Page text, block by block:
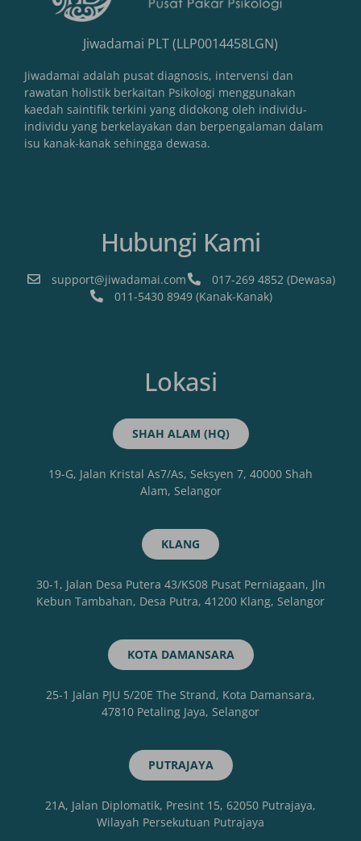
Jiwadamai PLT (LLP0014458LGN)
Jiwadamai adalah pusat diagnosis, intervensi dan
rawatan holistik berkaitan Psikologi menggunakan
kaedah saintifik terkini yang didokong oleh individu-
individu yang berkelayakan dan berpengalaman dalam
isu kanak-kanak sehingga dewasa.
Hubungi Kami
support@jiwadamai.com
017-269 4852 (Dewasa)
011-5430 8949 (Kanak-Kanak)
Lokasi
SHAH ALAM (HQ)
19-G, Jalan Kristal As7/As, Seksyen 7, 40000 Shah
Alam, Selangor
KLANG
30-1, Jalan Desa Putera 43/KS08 Pusat Perniagaan, Jln
Kebun Tambahan, Desa Putra, 41200 Klang, Selangor
KOTA DAMANSARA
25-1 Jalan PJU 5/20E The Strand, Kota Damansara,
47810 Petaling Jaya, Selangor
PUTRAJAYA
21A, Jalan Diplomatik, Presint 15, 62050 Putrajaya,
Wilayah Persekutuan Putrajaya